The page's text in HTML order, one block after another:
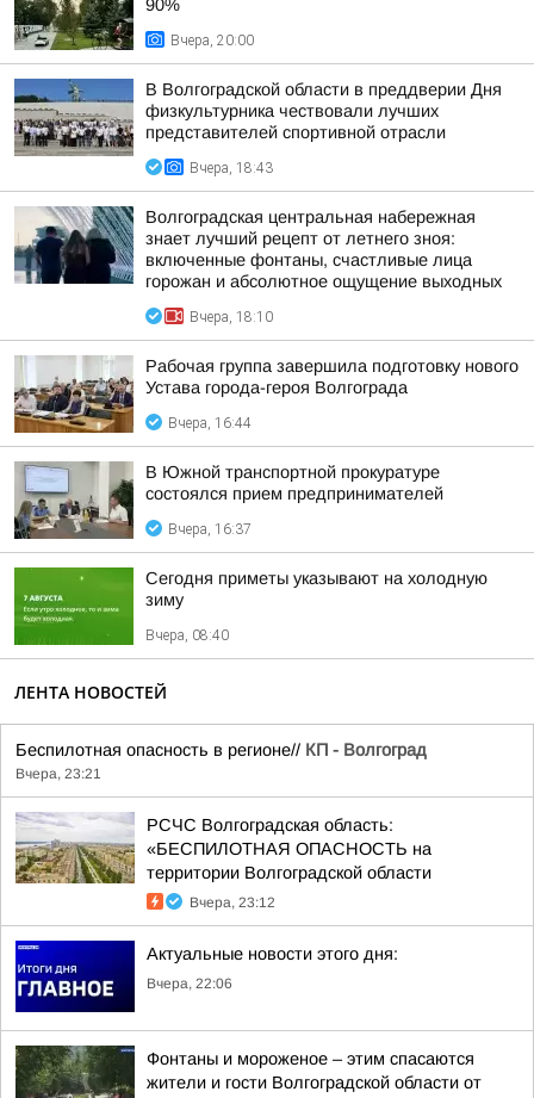
90%
Вчера, 20:00
В Волгоградской области в преддверии Дня
физкультурника чествовали лучших
представителей спортивной отрасли
Вчера, 18:43
Волгоградская центральная набережная
знает лучший рецепт от летнего зноя:
включенные фонтаны, счастливые лица
горожан и абсолютное ощущение выходных
Вчера, 18:10
Рабочая группа завершила подготовку нового
Устава города-героя Волгограда
Вчера, 16:44
В Южной транспортной прокуратуре
состоялся прием предпринимателей
Вчера, 16:37
Сегодня приметы указывают на холодную
зиму
Вчера, 08:40
ЛЕНТА НОВОСТЕЙ
Беспилотная опасность в регионе// КП - Волгоград
Вчера, 23:21
РСЧС Волгоградская область:
«БЕСПИЛОТНАЯ ОПАСНОСТЬ на
территории Волгоградской области
Вчера, 23:12
Актуальные новости этого дня:
Вчера, 22:06
Фонтаны и мороженое – этим спасаются
жители и гости Волгоградской области от